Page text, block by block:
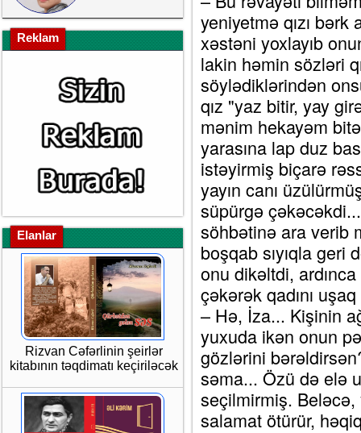
Reklam
Elanlar
Rizvan Cəfərlinin şeirlər
kitabının təqdimatı keçiriləcək
yeniyetmə qızı bərk
xəstəni yoxlayıb
lakin həmin sözləri
söylədiklərindən
qız "yaz bitir, yay
mənim hekayəm
yarasına lap duz
istəyirmiş biçarə
yayın canı
süpürgə çəkəcəkdi...
söhbətinə ara verib
boşqab sıyıqla geri
onu dikəltdi,
çəkərək qadını
– Hə, İza... Kişinin
yuxuda ikən onun
gözlərini
səma... Özü də elə
seçilmirmiş. Beləcə,
salamat ötürür,